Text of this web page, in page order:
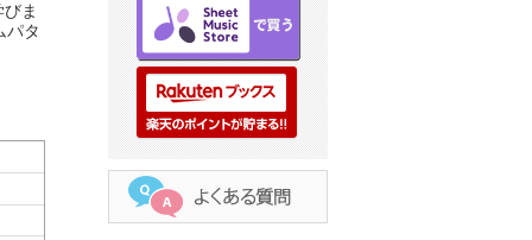
ま
パタ